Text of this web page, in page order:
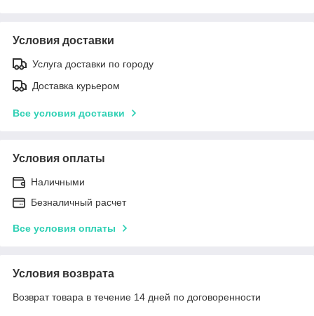
Условия доставки
Услуга доставки по городу
Доставка курьером
Все условия доставки
Условия оплаты
Наличными
Безналичный расчет
Все условия оплаты
Условия возврата
Возврат товара в течение 14 дней по договоренности